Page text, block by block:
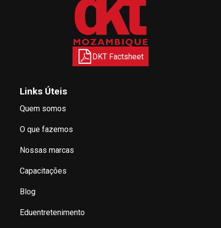
DKT Factsheet
Links Úteis
Quem somos
O que fazemos
Nossas marcas
Capacitações
Blog
Eduentretenimento